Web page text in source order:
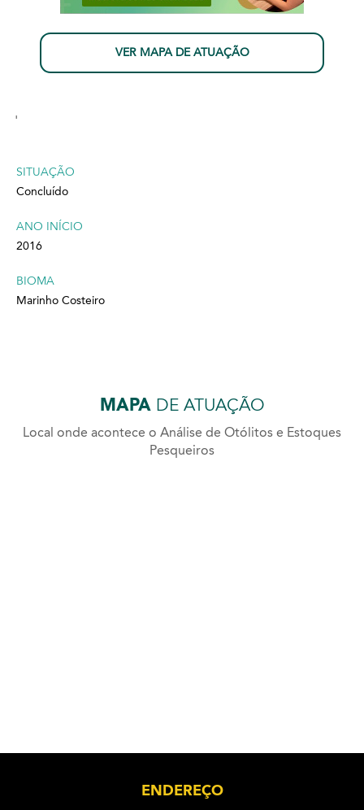
VER MAPA DE ATUAÇÃO
'
SITUAÇÃO
Concluído
ANO INÍCIO
2016
BIOMA
Marinho Costeiro
MAPADE ATUAÇÃO
Local onde acontece o Análise de Otólitos e Estoques
Pesqueiros
ENDEREÇO